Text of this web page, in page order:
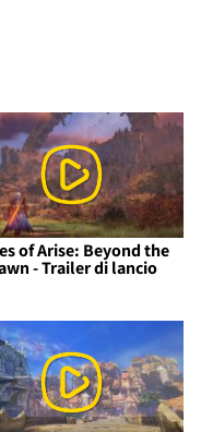
of Arise: Beyond the
- Trailer di lancio